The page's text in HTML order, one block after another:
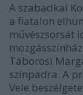
A szabadkai
a fiatalon
művészsorsát
Táborosi
színpadra. A
Vele